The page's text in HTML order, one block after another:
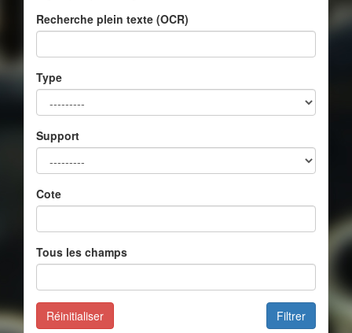
Recherche plein texte (OCR)
Type
Support
Cote
Tous les champs
Filtrer
Réinitialiser